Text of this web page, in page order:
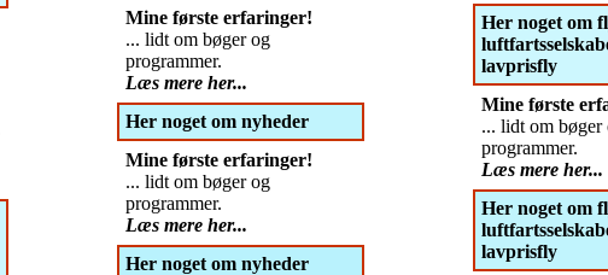
Mine første erfaringer!
... lidt om bøger og
programmer.
Læs mere her...
Her noget om nyheder
Mine første erfaringer!
... lidt om bøger og
programmer.
Læs mere her...
Her noget om nyheder
Her noget om
lavprisfly
Mine første
... lidt om bøger
programmer.
Læs mere her...
Her noget om
lavprisfly